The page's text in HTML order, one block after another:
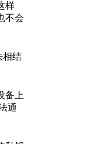
样
不会
相结
备上
通